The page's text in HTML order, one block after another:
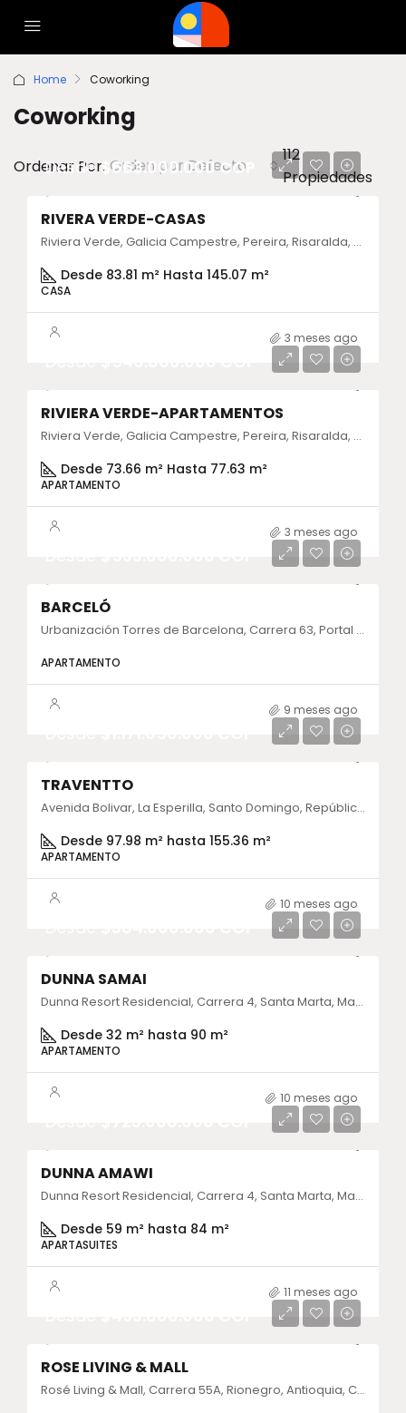
Home Coworking
Coworking
112
Propiedades
Ordenar Por: Orden por Defecto
Desde$663.000.000 COP
RIVERA VERDE-CASAS
Riviera Verde, Galicia Campestre, Pereira, Risaralda, Colombia
Desde 83.81 m² Hasta 145.07 m²
CASA
3 meses ago
RIVIERA VERDE-APARTAMENTOS
Riviera Verde, Galicia Campestre, Pereira, Risaralda, Colombia
Desde 73.66 m² Hasta 77.63 m²
APARTAMENTO
3 meses ago
BARCELÓ
Urbanización Torres de Barcelona, Carrera 63, Portal de Ditaires, Itagüi, Antioquia, Colombia
APARTAMENTO
9 meses ago
TRAVENTTO
Avenida Bolivar, La Esperilla, Santo Domingo, República Dominicana
Desde 97.98 m² hasta 155.36 m²
APARTAMENTO
10 meses ago
DUNNA SAMAI
Dunna Resort Residencial, Carrera 4, Santa Marta, Magdalena, Colombia
Desde 32 m² hasta 90 m²
APARTAMENTO
10 meses ago
DUNNA AMAWI
Dunna Resort Residencial, Carrera 4, Santa Marta, Magdalena, Colombia
Desde 59 m² hasta 84 m²
APARTASUITES
11 meses ago
ROSE LIVING & MALL
Rosé Living & Mall, Carrera 55A, Rionegro, Antioquia, Colombia